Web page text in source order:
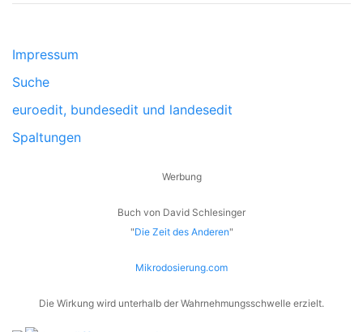
Impressum
Suche
euroedit, bundesedit und landesedit
Spaltungen
Werbung
Buch von David Schlesinger
"Die Zeit des Anderen"
Mikrodosierung.com
Die Wirkung wird unterhalb der Wahrnehmungsschwelle erzielt.